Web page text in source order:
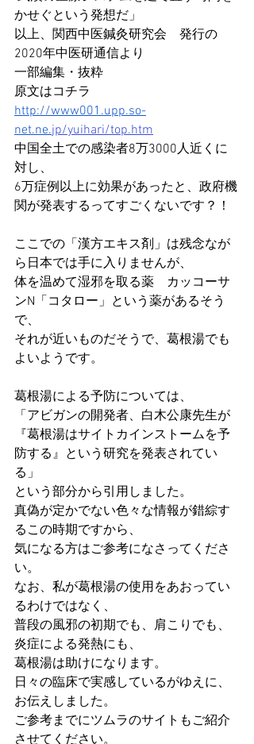
かせぐという発想だ」
以上、関西中医鍼灸研究会　発行の
2020年中医研通信より
一部編集・抜粋
原文はコチラ
http://www001.upp.so-
net.ne.jp/yuihari/top.htm
中国全土での感染者8万3000人近くに
対し、
6万症例以上に効果があったと、政府機
関が発表するってすごくないです？！
ここでの「漢方エキス剤」は残念なが
ら日本では手に入りませんが、
体を温めて湿邪を取る薬　カッコーサ
ンN「コタロー」という薬があるそう
で、
それが近いものだそうで、葛根湯でも
よいようです。
葛根湯による予防については、
「アビガンの開発者、白木公康先生が
『葛根湯はサイトカインストームを予
防する』という研究を発表されてい
る」
という部分から引用しました。
真偽が定かでない色々な情報が錯綜す
るこの時期ですから、
気になる方はご参考になさってくださ
い。
なお、私が葛根湯の使用をあおってい
るわけではなく、
普段の風邪の初期でも、肩こりでも、
炎症による発熱にも、
葛根湯は助けになります。
日々の臨床で実感しているがゆえに、
お伝えしました。
ご参考までにツムラのサイトもご紹介
させてください。